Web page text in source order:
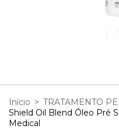
Início > TRATAMENTO
Shield Oil Blend Óleo Pré
Medical